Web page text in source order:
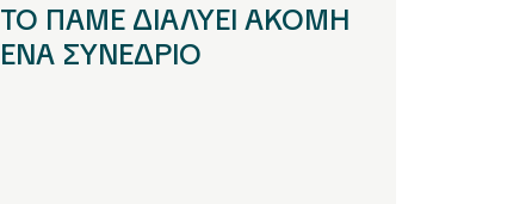
ΤΟ ΠΑΜΕ ΔΙΑΛΥΕΙ ΑΚΟΜΗ
ΕΝΑ ΣΥΝΕΔΡΙΟ